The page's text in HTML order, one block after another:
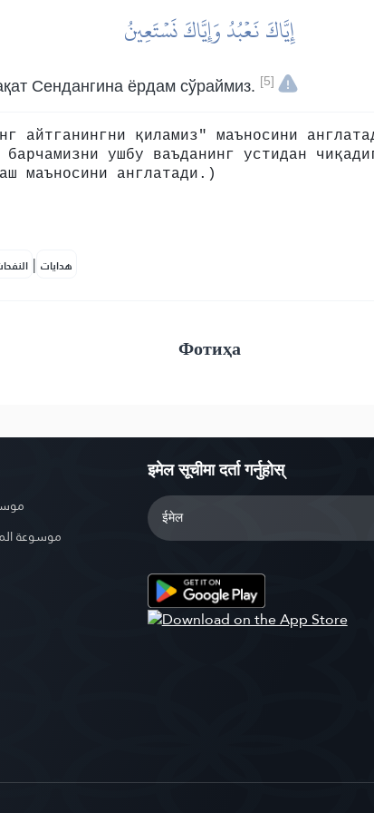
إِيَّاكَ نَعۡبُدُ وَإِيَّاكَ نَسۡتَعِينُ
Сендангина ёрдам сўраймиз. [5]
айтганингни қиламиз" маъносини
ушбу ваъданинг устидан
маъносини англатади.)
| هدايات
Фотиҳа
موسوعة
इमेल सूचीमा दर्ता गर्नुहोस्